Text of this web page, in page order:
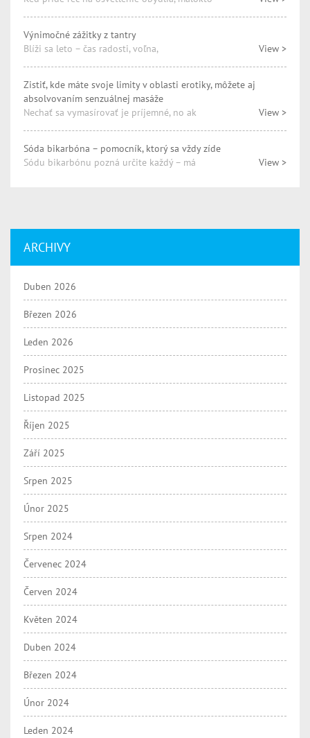
Výnimočné zážitky z tantry
Blíži sa leto – čas radosti, voľna,
View >
Zistiť, kde máte svoje limity v oblasti erotiky, môžete aj
absolvovaním senzuálnej masáže
Nechať sa vymasírovať je príjemné, no ak
View >
Sóda bikarbóna – pomocník, ktorý sa vždy zíde
Sódu bikarbónu pozná určite každý – má
View >
ARCHIVY
Duben 2026
Březen 2026
Leden 2026
Prosinec 2025
Listopad 2025
Říjen 2025
Září 2025
Srpen 2025
Únor 2025
Srpen 2024
Červenec 2024
Červen 2024
Květen 2024
Duben 2024
Březen 2024
Únor 2024
Leden 2024